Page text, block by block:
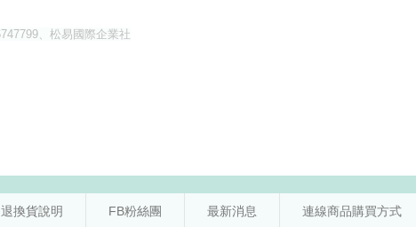
退換貨說明 FB粉絲團 最新消息 連線商品購買方式